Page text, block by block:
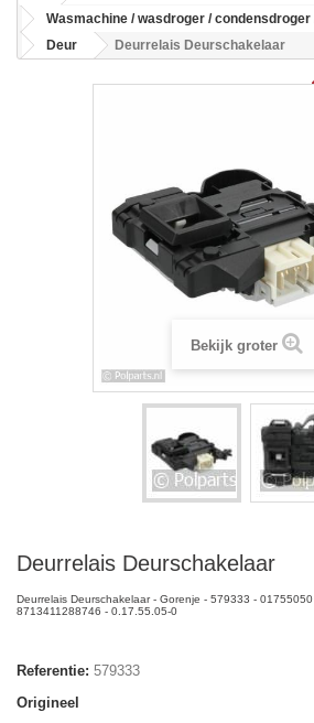
Wasmachine / wasdroger /
Deur
Deurrelais Deurschakelaar
Bekijk groter
Deurrelais Deurschakelaar
Deurrelais Deurschakelaar - Gorenje - 579333 -
8713411288746 - 0.17.55.05-0
Referentie: 579333
Origineel